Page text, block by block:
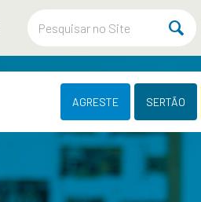
AGRESTE SERTÃO